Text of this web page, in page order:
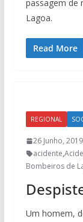
passagem de
Lagoa.
Read More
REGIONAL
26 Junho, 2019
acidente,
Bombeiros de
Um homem,